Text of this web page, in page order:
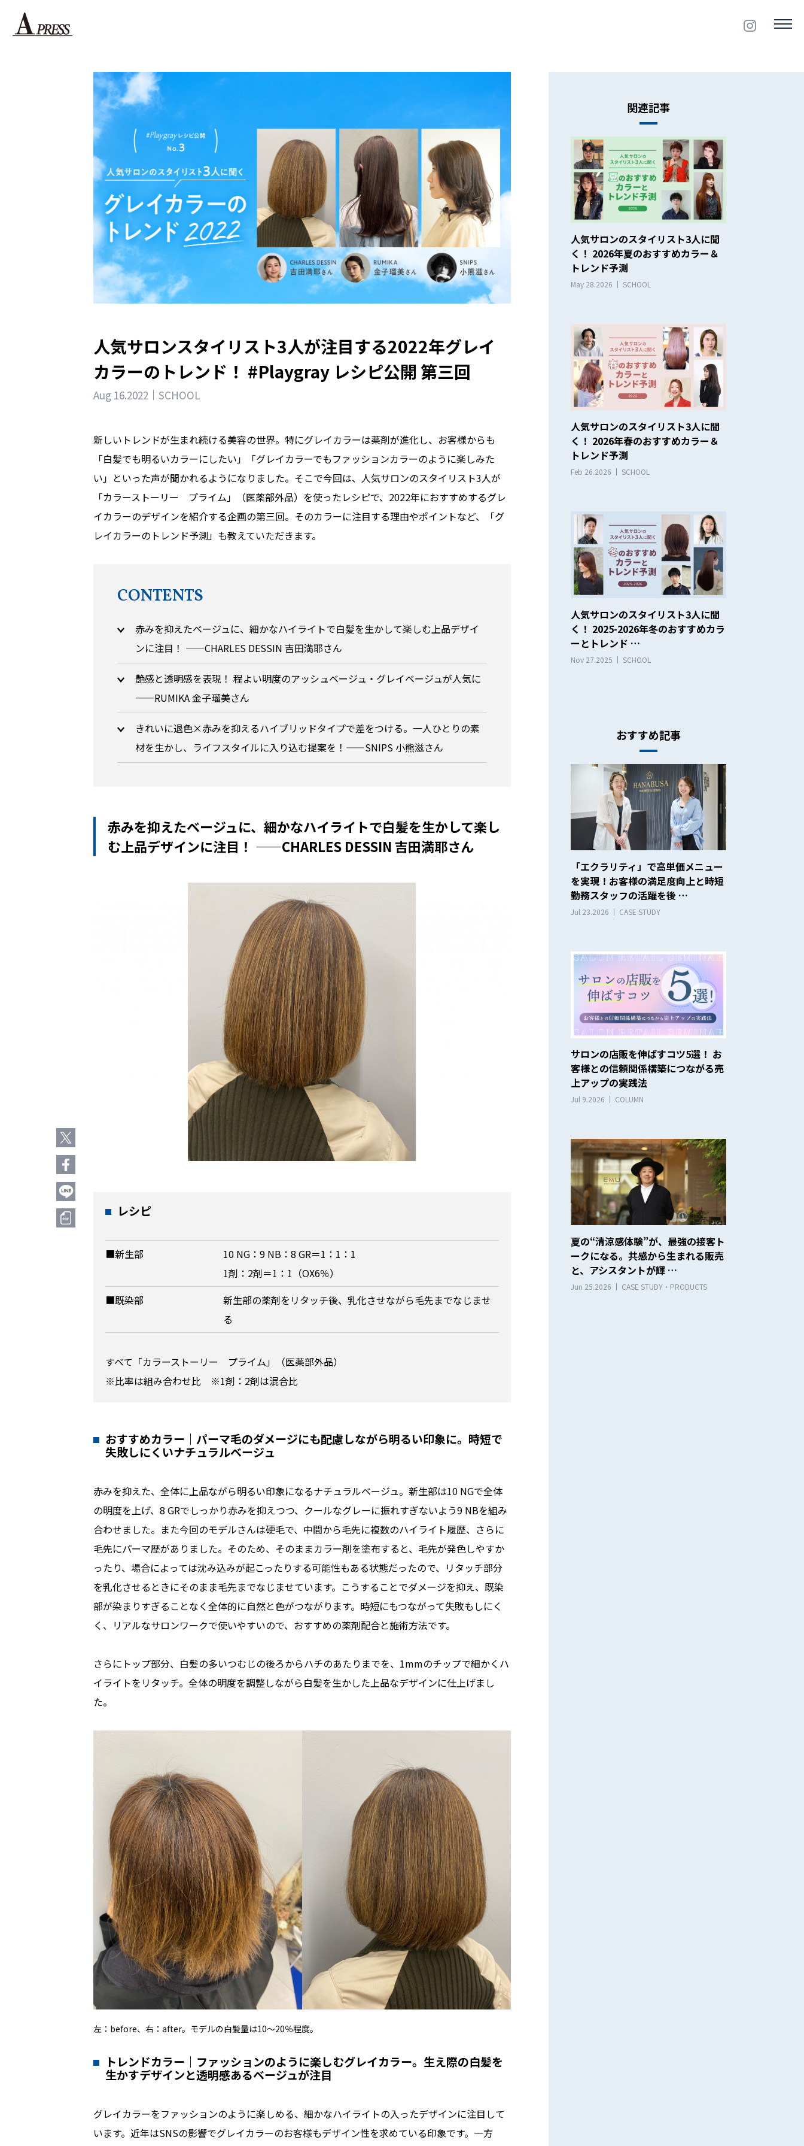
人気サロンスタイリスト3人が注目する2022年グレイ
カラーのトレンド！ #Playgray レシピ公開 第三回
Aug 16.2022 SCHOOL
新しいトレンドが生まれ続ける美容の世界。特にグレイカラーは薬剤が進化し、お客様からも
「白髪でも明るいカラーにしたい」「グレイカラーでもファッションカラーのように楽しみた
い」といった声が聞かれるようになりました。そこで今回は、人気サロンのスタイリスト3人が
「カラーストーリー プライム」（医薬部外品）を使ったレシピで、2022年におすすめするグレ
イカラーのデザインを紹介する企画の第三回。そのカラーに注目する理由やポイントなど、「グ
レイカラーのトレンド予測」も教えていただきます。
CONTENTS
赤みを抑えたベージュに、細かなハイライトで白髪を生かして楽しむ上品デザイ
ンに注目！ ——CHARLES DESSIN 吉田満耶さん
艶感と透明感を表現！ 程よい明度のアッシュベージュ・グレイベージュが人気に
——RUMIKA 金子瑠美さん
きれいに退色×赤みを抑えるハイブリッドタイプで差をつける。一人ひとりの素
材を生かし、ライフスタイルに入り込む提案を！——SNIPS 小熊滋さん
赤みを抑えたベージュに、細かなハイライトで白髪を生かして楽し
む上品デザインに注目！ ——CHARLES DESSIN 吉田満耶さん
レシピ
■新生部
10 NG：9 NB：8 GR＝1：1：1
1剤：2剤＝1：1（OX6％）
■既染部
新生部の薬剤をリタッチ後、乳化させながら毛先までなじませ
る
すべて「カラーストーリー プライム」（医薬部外品）
※比率は組み合わせ比 ※1剤：2剤は混合比
おすすめカラー｜パーマ毛のダメージにも配慮しながら明るい印象に。時短で
失敗しにくいナチュラルベージュ
赤みを抑えた、全体に上品ながら明るい印象になるナチュラルベージュ。新生部は10 NGで全体
の明度を上げ、8 GRでしっかり赤みを抑えつつ、クールなグレーに振れすぎないよう9 NBを組み
合わせました。また今回のモデルさんは硬毛で、中間から毛先に複数のハイライト履歴、さらに
毛先にパーマ歴がありました。そのため、そのままカラー剤を塗布すると、毛先が発色しやすか
ったり、場合によっては沈み込みが起こったりする可能性もある状態だったので、リタッチ部分
を乳化させるときにそのまま毛先までなじませています。こうすることでダメージを抑え、既染
部が染まりすぎることなく全体的に自然と色がつながります。時短にもつながって失敗もしにく
く、リアルなサロンワークで使いやすいので、おすすめの薬剤配合と施術方法です。
さらにトップ部分、白髪の多いつむじの後ろからハチのあたりまでを、1mmのチップで細かくハ
イライトをリタッチ。全体の明度を調整しながら白髪を生かした上品なデザインに仕上げまし
た。
左：before、右：after。モデルの白髪量は10〜20％程度。
トレンドカラー｜ファッションのように楽しむグレイカラー。生え際の白髪を
生かすデザインと透明感あるベージュが注目
グレイカラーをファッションのように楽しめる、細かなハイライトの入ったデザインに注目して
います。近年はSNSの影響でグレイカラーのお客様もデザイン性を求めている印象です。一方
関連記事
人気サロンのスタイリスト3人に聞
く！ 2026年夏のおすすめカラー＆
トレンド予測
May 28.2026 SCHOOL
人気サロンのスタイリスト3人に聞
く！ 2026年春のおすすめカラー＆
トレンド予測
Feb 26.2026 SCHOOL
人気サロンのスタイリスト3人に聞
く！ 2025-2026年冬のおすすめカラ
ーとトレンド …
Nov 27.2025 SCHOOL
おすすめ記事
「エクラリティ」で高単価メニュー
を実現！お客様の満足度向上と時短
勤務スタッフの活躍を後 …
Jul 23.2026 CASE STUDY
サロンの店販を伸ばすコツ5選！ お
客様との信頼関係構築につながる売
上アップの実践法
Jul 9.2026 COLUMN
夏の“清涼感体験”が、最強の接客ト
ークになる。共感から生まれる販売
と、アシスタントが輝 …
Jun 25.2026 CASE STUDY・PRODUCTS